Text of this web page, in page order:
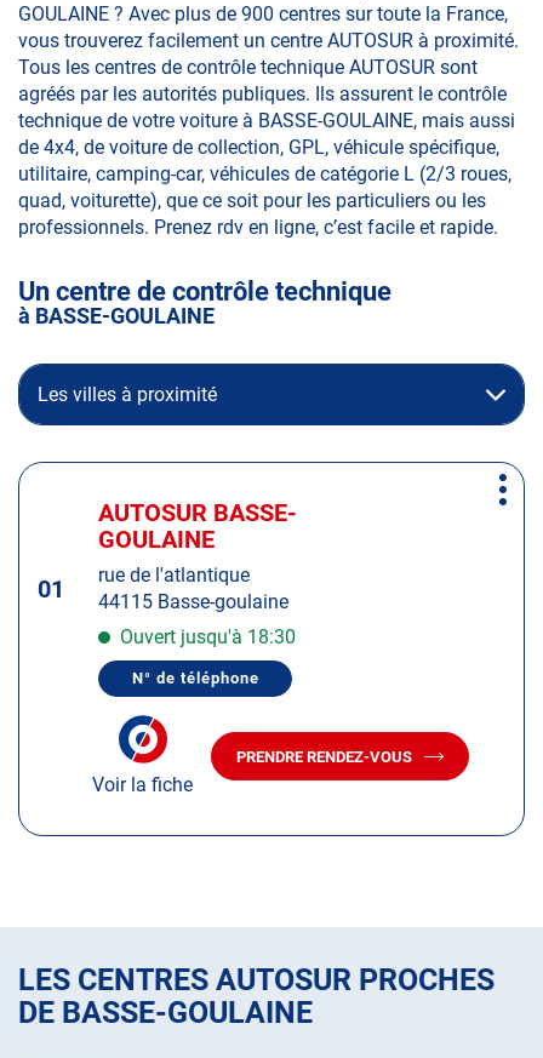
GOULAINE ? Avec plus de 900 centres sur toute la France,
vous trouverez facilement un centre AUTOSUR à proximité.
Tous les centres de contrôle technique AUTOSUR sont
agréés par les autorités publiques. Ils assurent le contrôle
technique de votre voiture à BASSE-GOULAINE, mais aussi
de 4x4, de voiture de collection, GPL, véhicule spécifique,
utilitaire, camping-car, véhicules de catégorie L (2/3 roues,
quad, voiturette), que ce soit pour les particuliers ou les
professionnels. Prenez rdv en ligne, c’est facile et rapide.
Un centre de contrôle technique
à BASSE-GOULAINE
Les villes à proximité
Appuyer
ENTRÉE
informations
01
Centre
:
AUTOSUR BASSE-
GOULAINE
rue de l'atlantique
44115 Basse-goulaine
Ouvert jusqu'à 18:30
N° de téléphone
AFFICHER
TÉLÉPHONE
BASSE-
Voir la fiche
PRENDRE RENDEZ-VOUS
AVEC
Plus
LES CENTRES AUTOSUR PROCHES
DE BASSE-GOULAINE